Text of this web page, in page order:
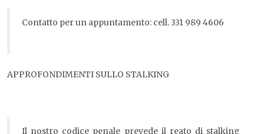
Contatto per un appuntamento: cell. 331 989 4606
APPROFONDIMENTI SULLO STALKING
Il nostro codice penale prevede il reato di stalking